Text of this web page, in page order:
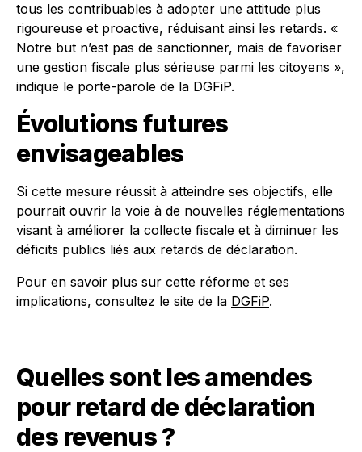
tous les contribuables à adopter une attitude plus
rigoureuse et proactive, réduisant ainsi les retards. «
Notre but n’est pas de sanctionner, mais de favoriser
une gestion fiscale plus sérieuse parmi les citoyens »,
indique le porte-parole de la DGFiP.
Évolutions futures
envisageables
Si cette mesure réussit à atteindre ses objectifs, elle
pourrait ouvrir la voie à de nouvelles réglementations
visant à améliorer la collecte fiscale et à diminuer les
déficits publics liés aux retards de déclaration.
Pour en savoir plus sur cette réforme et ses
implications, consultez le site de la DGFiP.
Quelles sont les amendes
pour retard de déclaration
des revenus ?